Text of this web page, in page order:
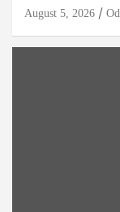
August 5, 2026